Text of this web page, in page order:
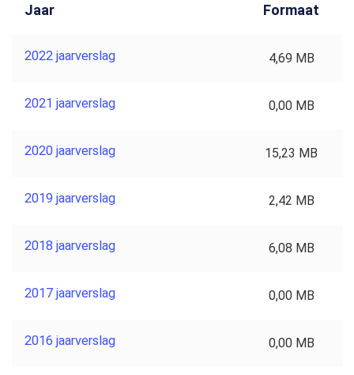
Jaar Formaat
2022 jaarverslag 4,69 MB
2021 jaarverslag 0,00 MB
2020 jaarverslag 15,23 MB
2019 jaarverslag 2,42 MB
2018 jaarverslag 6,08 MB
2017 jaarverslag 0,00 MB
2016 jaarverslag 0,00 MB